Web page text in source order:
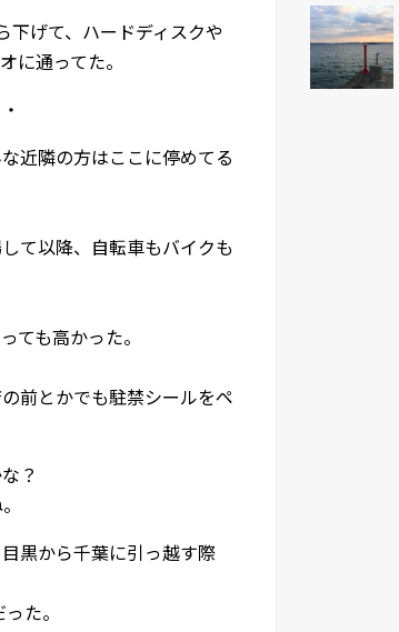
下げて、ハードディスクや
に通ってた。
近隣の方はここに停めてる
て以降、自転車もバイクも
ても高かった。
前とかでも駐禁シールをペ
？
黒から千葉に引っ越す際
た。